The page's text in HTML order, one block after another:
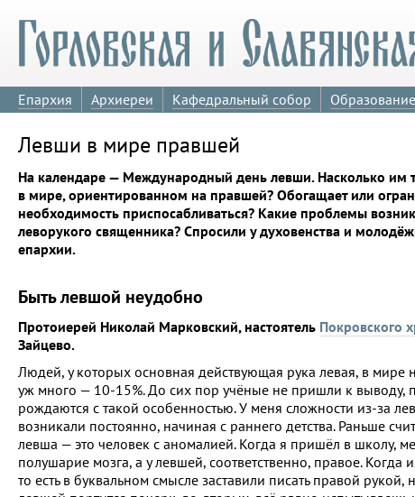
Епархия Архиереи Кафедральный собор Образование
Левши в мире правшей
На календаре — Международный день левши. Насколько им
в мире, ориентированном на правшей? Обогащает или
необходимость приспосабливаться? Какие проблемы
леворукого священника? Спросили у духовенства и
епархии.
Быть левшой неудобно
Протоиерей Николай Марковский, настоятель Покровского
Зайцево.
Людей, у которых основная действующая рука левая, в мире
уж много — 10-15%. До сих пор учёные не пришли к выводу,
рождаются с такой особенностью. У меня сложности из-за
возникали постоянно, начиная с раннего детства. Раньше
левша — это человек с аномалией. Когда я пришёл в школу,
полушарие мозга, а у левшей, соответственно, правое.
то есть в буквальном смысле заставили писать правой